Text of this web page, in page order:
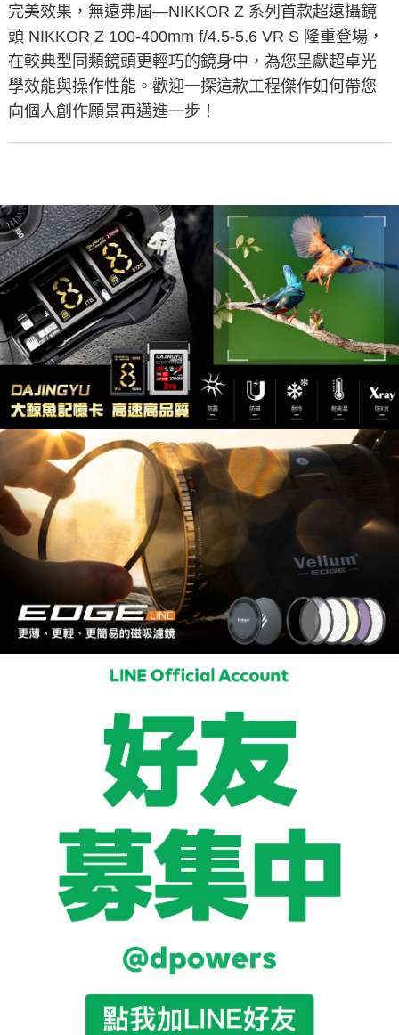
完美效果，無遠弗屆—NIKKOR Z 系列首款超遠攝鏡
頭 NIKKOR Z 100-400mm f/4.5-5.6 VR S 隆重登場，
在較典型同類鏡頭更輕巧的鏡身中，為您呈獻超卓光
學效能與操作性能。歡迎一探這款工程傑作如何帶您
向個人創作願景再邁進一步！